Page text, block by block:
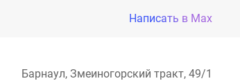
Написать в Max
Барнаул, Змеиногорский тракт, 49/1